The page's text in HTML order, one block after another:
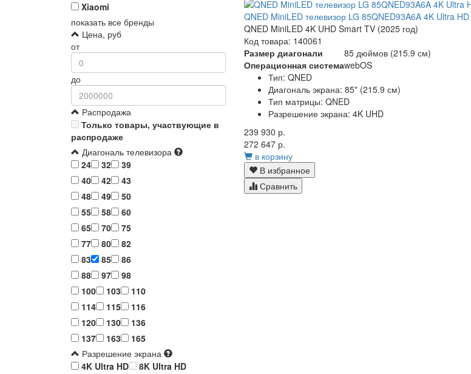
Xiaomi
показать все бренды
Цена, руб
от
до
Распродажа
Только товары, участвующие в
распродаже
Диагональ телевизора
24
32
39
40
42
43
48
49
50
55
58
60
65
70
75
77
80
82
83
85
86
88
97
98
100
103
110
114
115
116
120
130
136
137
163
165
Разрешение экрана
4K Ultra HD
8K Ultra HD
QNED MiniLED телевизор LG 85QNED93A6A 4K Ultra HD
QNED MiniLED 4K UHD Smart TV (2025 год)
Код товара: 140061
Размер диагонали
85 дюймов (215.9 см)
Операционная системаwebOS
Тип: QNED
Диагональ экрана: 85" (215.9 см)
Тип матрицы: QNED
Разрешение экрана: 4K UHD
239 930 р.
272 647 р.
в корзину
В избранное
Сравнить